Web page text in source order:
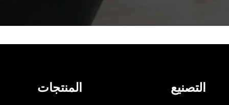
المعقول. وقد قمنا بالتوسع تدريجياً ولدينا الآن خمس مستودعات
مبنية لهذا الغرض ومرافق متخصصة لمعالجة الصلب تقدم خدمات
المنتجات التصنيع